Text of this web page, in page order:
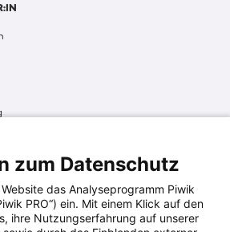
zum Datenschutz
das Analyseprogramm Piwik
PRO“) ein. Mit einem Klick auf den
ihre Nutzungserfahrung auf unserer